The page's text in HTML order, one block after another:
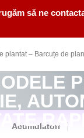
să ne
plantat – Barcuțe de
Acumulatori